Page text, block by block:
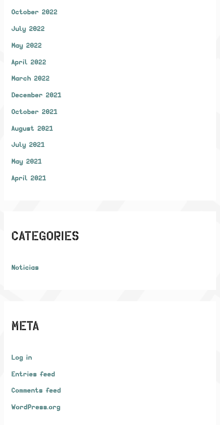
October 2022
July 2022
May 2022
April 2022
March 2022
December 2021
October 2021
August 2021
July 2021
May 2021
April 2021
CATEGORIES
Noticias
META
Log in
Entries feed
Comments feed
WordPress.org